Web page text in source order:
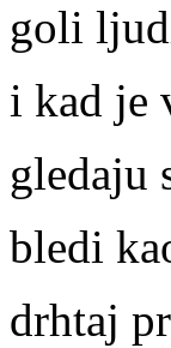
goli
i kad je
gledaju
bledi
drhtaj